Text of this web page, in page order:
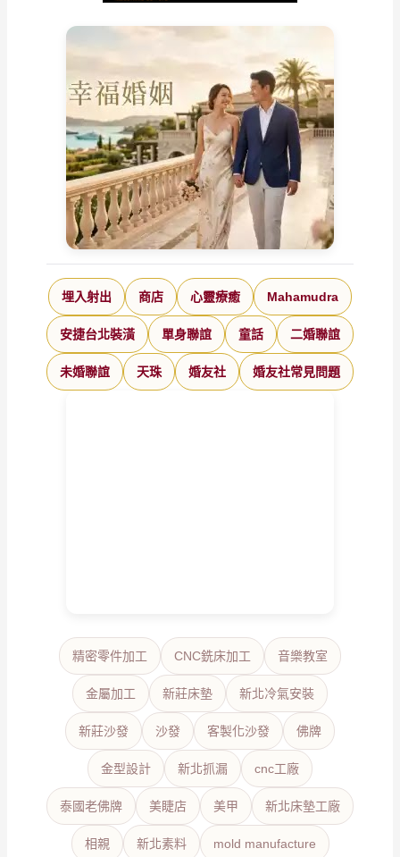
埋入射出 商店 心靈療癒 Mahamudra
安捷台北裝潢 單身聯誼 童話 二婚聯誼
未婚聯誼 天珠 婚友社 婚友社常見問題
精密零件加工 CNC銑床加工 音樂教室
金屬加工 新莊床墊 新北冷氣安裝
新莊沙發 沙發 客製化沙發 佛牌
金型設計 新北抓漏 cnc工廠
泰國老佛牌 美睫店 美甲 新北床墊工廠
相親 新北素料 mold manufacture